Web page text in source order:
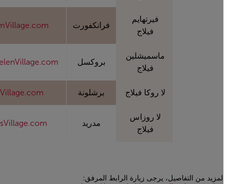
فيرتهايم
فيلاج
فرانكفورت
ماسميشلين
فيلاج
بروكسل
لا روكا فيلاج برشلونة
لا روزاس
فيلاج
مدريد
لمزيد من التفاصيل، يرجى زيارة الرابط المرفق: